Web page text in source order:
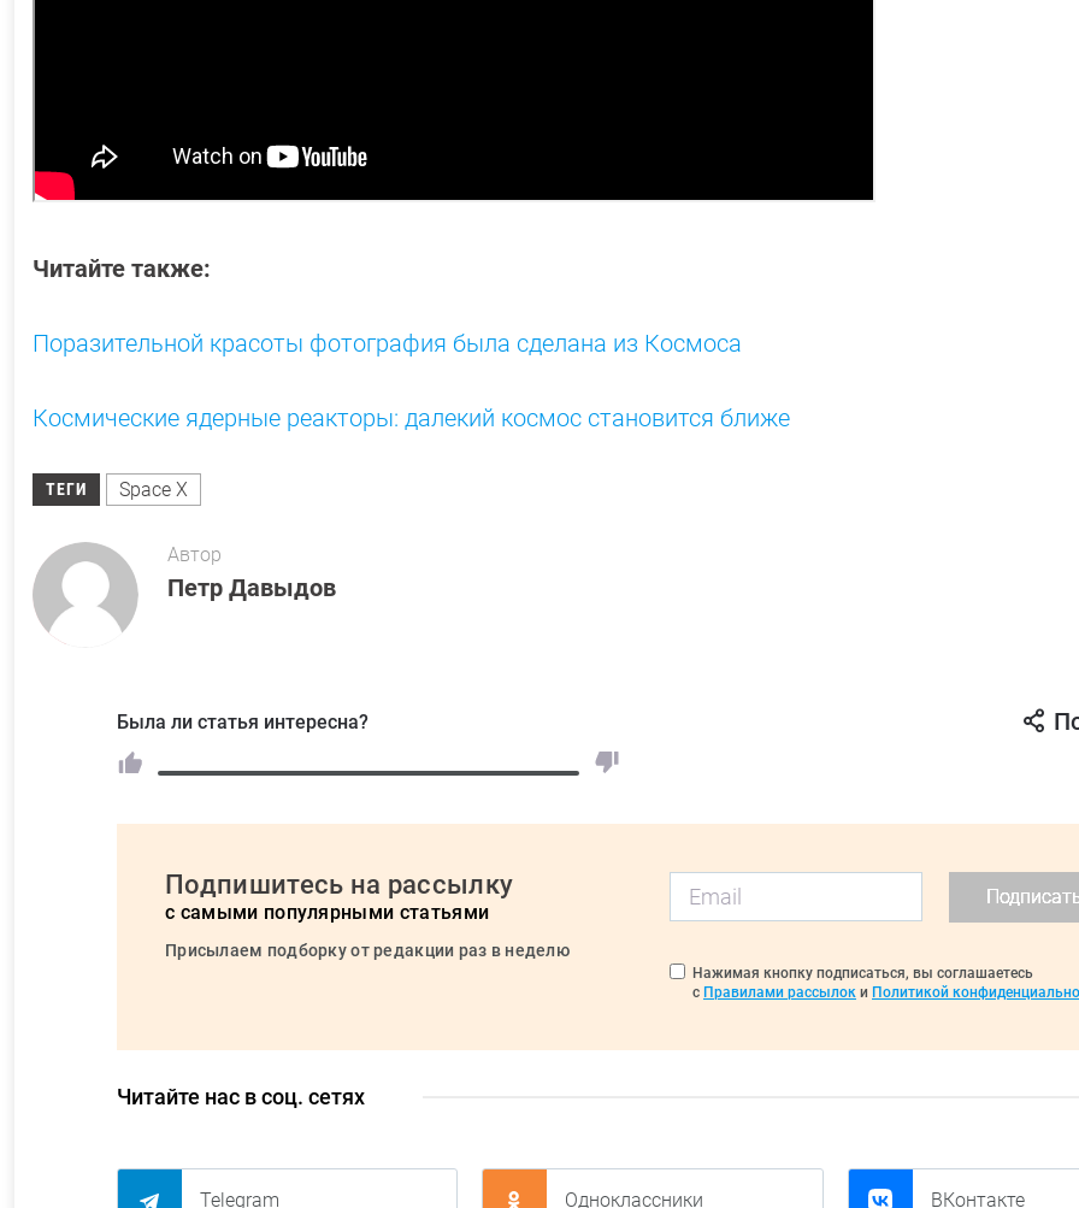
Читайте также:
Поразительной красоты фотография была сделана из Космоса
Космические ядерные реакторы: далекий космос становится ближе
ТЕГИ Space X
Автор
Петр Давыдов
Была ли статья интересна?
Подпишитесь на рассылку
с самыми популярными статьями
Присылаем подборку от редакции раз в неделю
Нажимая кнопку подписаться, вы соглашаетесь
с Правилами рассылок и Политикой
Читайте нас в соц. сетях
Telegram Одноклассники ВКонтакте